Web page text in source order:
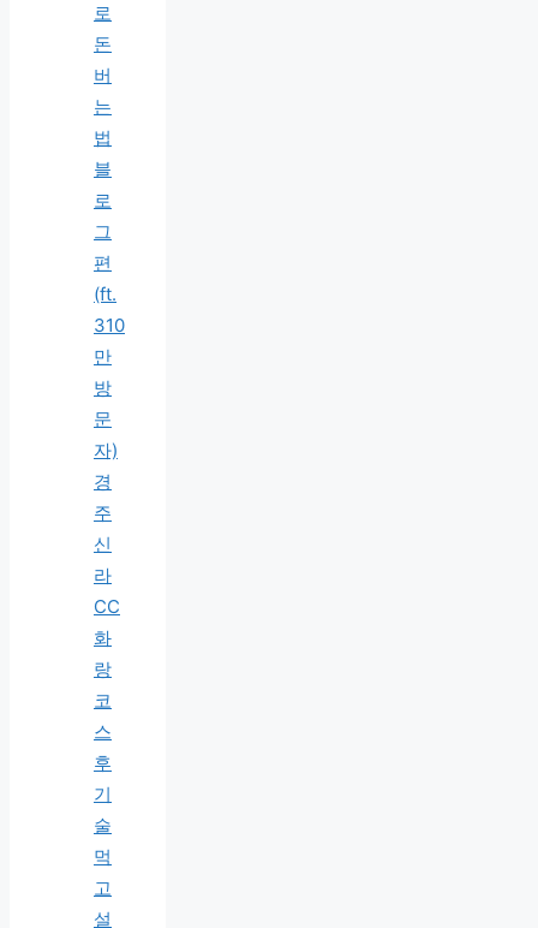
로
돈
버
는
법
블
로
그
편
(ft.
310
만
방
문
자)
경
주
신
라
CC
화
랑
코
스
후
기
술
먹
고
설